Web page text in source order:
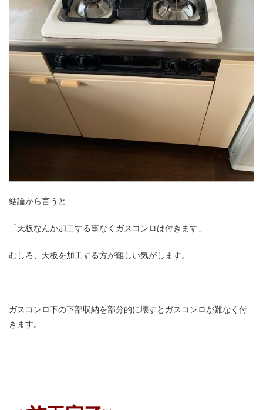
結論から言うと
「天板なんか加工する事なくガスコンロは付きます」
むしろ、天板を加工する方が難しい気がします。
ガスコンロ下の下部収納を部分的に壊すとガスコンロが難なく付
きます。